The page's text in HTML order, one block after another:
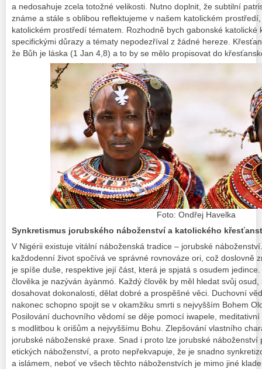
a nedosahuje zcela totožné velikosti. Nutno doplnit, že subtilní
známe a stále s oblibou reflektujeme v našem katolickém
katolickém prostředí tématem. Rozhodně bych gabonské katolické
specifickými důrazy a tématy nepodezříval z žádné hereze.
že Bůh je láska (1 Jan 4,8) a to by se mělo propisovat do
Foto: Ondřej Havelka
Synkretismus jorubského náboženství a katolického
V Nigérii existuje vitální náboženská tradice – jorubské
každodenní život spočívá ve správné rovnováze ori, což doslovně
je spíše duše, respektive její část, která je spjatá s osudem
člověka je nazýván àyànmó. Každý člověk by měl hledat svůj
dosahovat dokonalosti, dělat dobré a prospěšné věci. Duchovní
nakonec schopno spojit se v okamžiku smrti s nejvyšším Bohem
Posilování duchovního vědomí se děje pomocí iwapele,
s modlitbou k orišům a nejvyššímu Bohu. Zlepšování vlastního
jorubské náboženské praxe. Snad i proto lze jorubské náboženství
etických náboženství, a proto nepřekvapuje, že je snadno
a islámem, neboť ve všech těchto náboženstvích je mimo jiné